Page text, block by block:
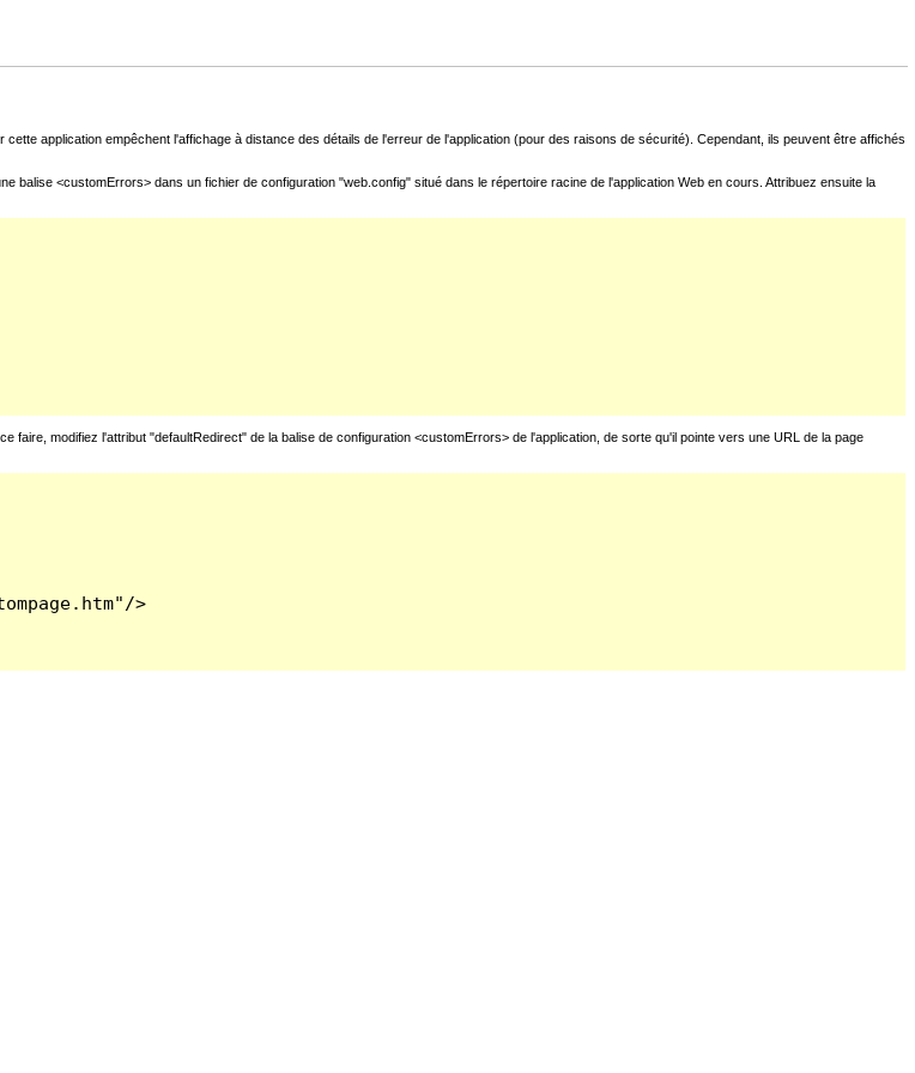
application empêchent l'affichage à distance des détails de l'erreur de l'application (pour des raisons de sécurité). Cependant, ils peuvent être affichés
<customErrors> dans un fichier de configuration "web.config" situé dans le répertoire racine de l'application Web en cours. Attribuez ensuite la
modifiez l'attribut "defaultRedirect" de la balise de configuration <customErrors> de l'application, de sorte qu'il pointe vers une URL de la page
>